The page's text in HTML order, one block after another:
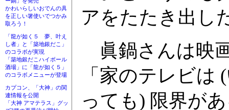
かわいらしいおでんの具
を正しい箸使いでつかみ
取ろう！
「龍が如く５ 夢、叶え
し者」と「築地銀だこ」
のコラボが実現
「築地銀だこハイボール
酒場」に「龍が如く５」
のコラボメニューが登場
カプコン、「大神」の関
連情報を公開
「大神 アマテラス」グッ
アをたたき出し
眞鍋さんは映
「家のテレビ
っても) 限界が